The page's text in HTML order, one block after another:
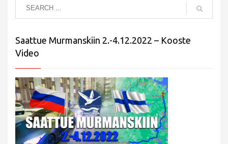
Saattue Murmanskiin 2.-4.12.2022 – Kooste
Video